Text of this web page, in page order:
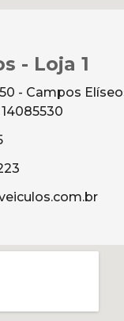
- Loja 1
- Campos